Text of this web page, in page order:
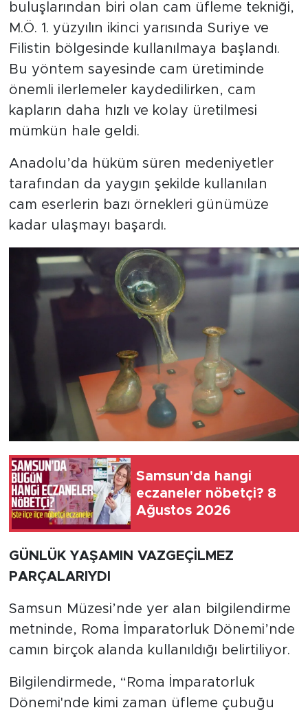
buluşlarından biri olan cam üfleme tekniği,
M.Ö. 1. yüzyılın ikinci yarısında Suriye ve
Filistin bölgesinde kullanılmaya başlandı.
Bu yöntem sayesinde cam üretiminde
önemli ilerlemeler kaydedilirken, cam
kapların daha hızlı ve kolay üretilmesi
mümkün hale geldi.
Anadolu’da hüküm süren medeniyetler
tarafından da yaygın şekilde kullanılan
cam eserlerin bazı örnekleri günümüze
kadar ulaşmayı başardı.
Samsun'da hangi
eczaneler nöbetçi? 8
Ağustos 2026
GÜNLÜK YAŞAMIN VAZGEÇİLMEZ
PARÇALARIYDI
Samsun Müzesi’nde yer alan bilgilendirme
metninde, Roma İmparatorluk Dönemi’nde
camın birçok alanda kullanıldığı belirtiliyor.
Bilgilendirmede, “Roma İmparatorluk
Dönemi'nde kimi zaman üfleme çubuğu